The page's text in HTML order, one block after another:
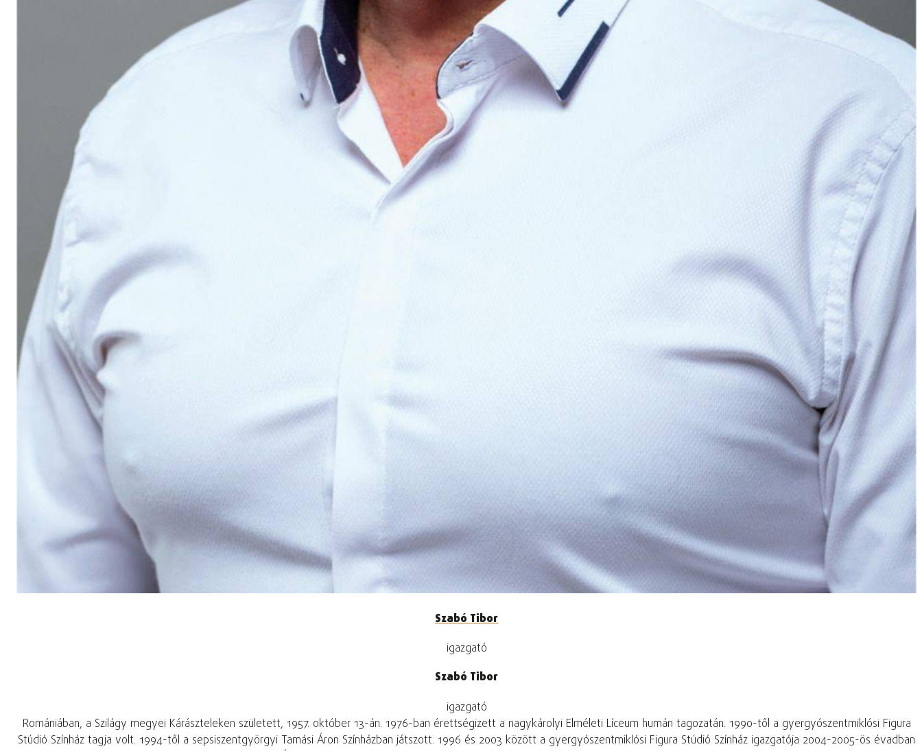
Szabó Tibor
igazgató
Szabó Tibor
igazgató
Romániában, a Szilágy megyei Kárászteleken született, 1957. október 13-án. 1976-ban érettségizett a nagykárolyi Elméleti Líceum humán tagozatán. 1990-től a gyergyószentmiklósi Figura
Stúdió Színház tagja volt. 1994-től a sepsiszentgyörgyi Tamási Áron Színházban játszott. 1996 és 2003 között a gyergyószentmiklósi Figura Stúdió Színház igazgatója 2004-2005-ös évadban